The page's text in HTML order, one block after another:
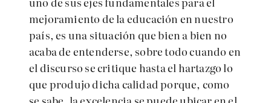
mejoramiento de la educación en nuestro
país, es una situación que bien a bien no
acaba de entenderse, sobre todo cuando en
el discurso se critique hasta el hartazgo lo
que produjo dicha calidad porque, como